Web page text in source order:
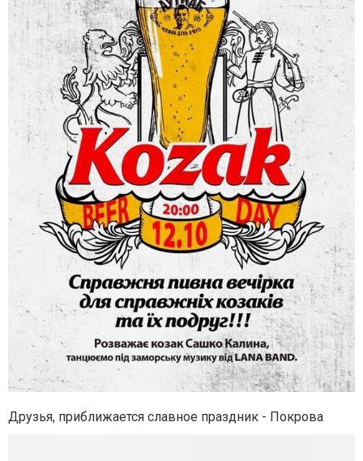
Друзья, приближается славное праздник - Покрова